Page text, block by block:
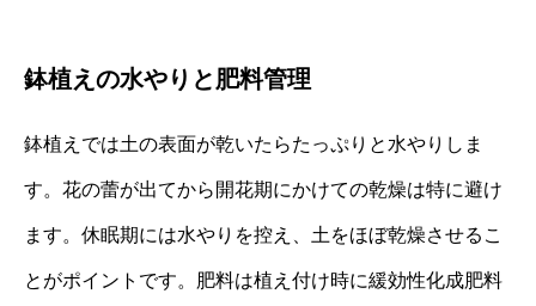
鉢植えの水やりと肥料管理
鉢植えでは土の表面が乾いたらたっぷりと水やりしま
す。花の蕾が出てから開花期にかけての乾燥は特に避け
ます。休眠期には水やりを控え、土をほぼ乾燥させるこ
とがポイントです。肥料は植え付け時に緩効性化成肥料